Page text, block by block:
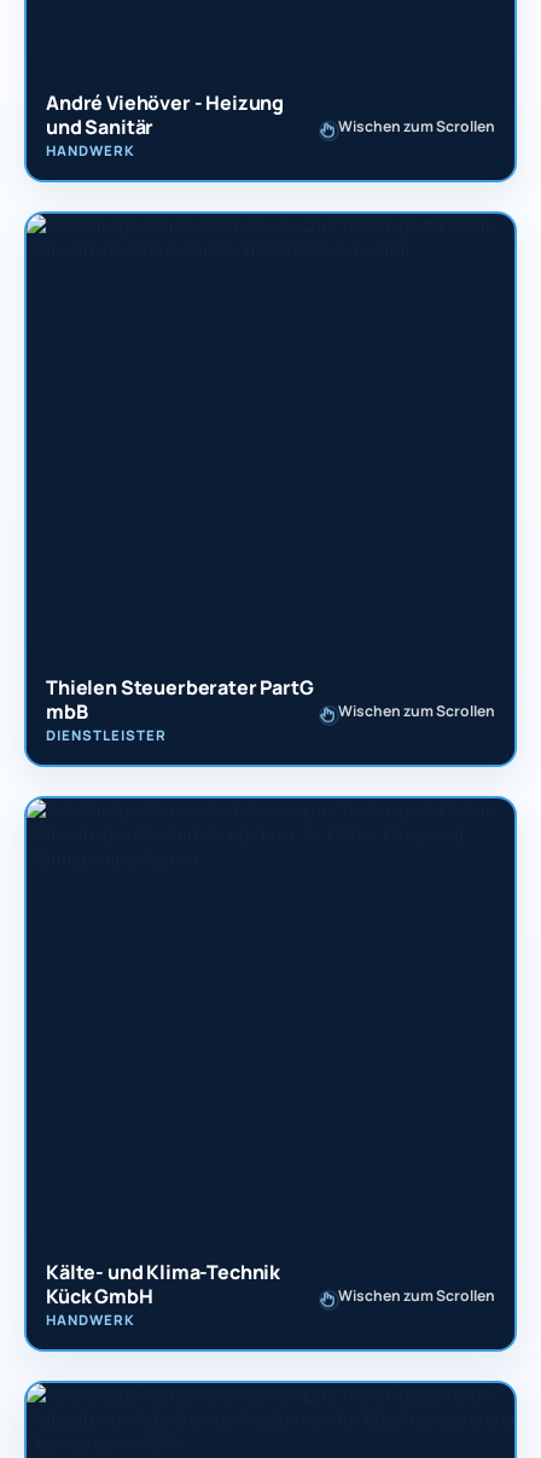
André Viehöver - Heizung
und Sanitär
HANDWERK
Wischen zum Scrollen
Thielen Steuerberater PartG
mbB
DIENSTLEISTER
Wischen zum Scrollen
Kälte- und Klima-Technik
Kück GmbH
HANDWERK
Wischen zum Scrollen